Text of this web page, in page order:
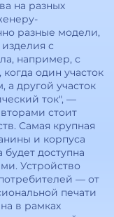
на разных
разные модели,
с
например, с
один участок
а другой участок
ток", —
стоит
Самая крупная
и корпуса
доступна
Устройство
— от
печати
в рамках